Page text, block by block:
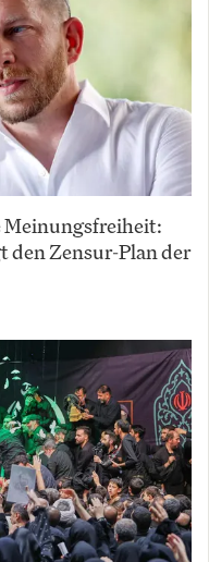
Meinungsfreiheit:
den Zensur-Plan der